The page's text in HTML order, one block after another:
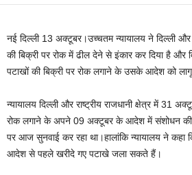
नई दिल्ली 13 अक्टूबर।उच्चतम न्यायालय ने दिल्ली और
की बिक्री पर रोक में ढील देने से इंकार कर दिया है और
पटाखों की बिक्री पर रोक लगाने के उसके आदेश को
न्यायालय दिल्ली और राष्ट्रीय राजधानी क्षेत्र में 31
रोक लगाने के अपने 09 अक्टूबर के आदेश में संशोधन की
पर आज सुनवाई कर रहा था।हालांकि न्यायालय ने कहा
आदेश से पहले खरीदे गए पटाखे जला सकते हैं।